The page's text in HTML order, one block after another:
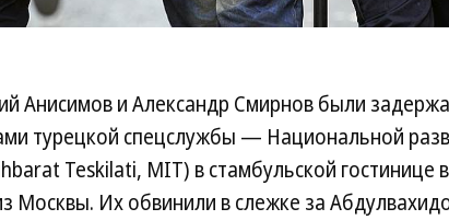
Анисимов и Александр Смирнов были
турецкой спецслужбы — Национальной
Teskilati, MIT) в стамбульской гостинице
Москвы. Их обвинили в слежке за